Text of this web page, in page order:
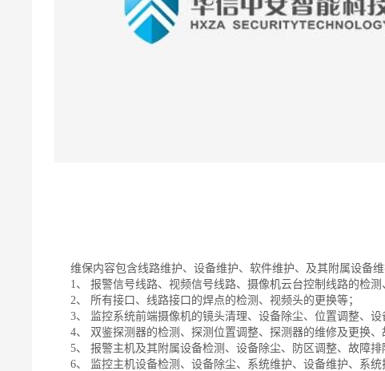
维保内容包含线路维护、设备维护、软件维护、及其附属设备
1、 报警信号线路、视频信号线路、摄像机云台控制线路的检测
2、 所有接口、线路接口的焊点的检测、视频头的更换等；
3、 监控系统前端摄像机的镜头清理、设备除尘、位置调整、设
4、 双鉴探测器的检测、探测位置调整、探测器的维修及更换、
5、 报警主机及其附属设备检测、设备除尘、防区调整、故障
6、 监控主机设备检测、设备除尘、系统维护、设备维护、系统